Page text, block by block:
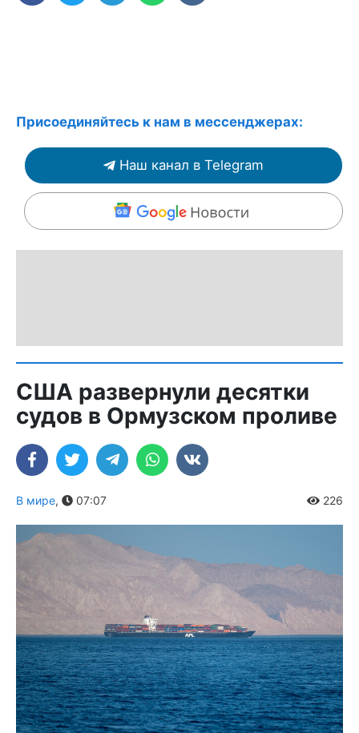
Присоединяйтесь к нам в мессенджерах:
Наш канал в Telegram
США развернули десятки
судов в Ормузском проливе
В мире, 07:07 226